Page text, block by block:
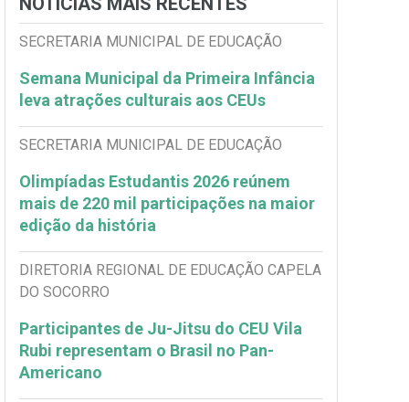
SECRETARIA MUNICIPAL DE EDUCAÇÃO
Semana Municipal da Primeira Infância
leva atrações culturais aos CEUs
SECRETARIA MUNICIPAL DE EDUCAÇÃO
Olimpíadas Estudantis 2026 reúnem
mais de 220 mil participações na maior
edição da história
DIRETORIA REGIONAL DE EDUCAÇÃO CAPELA
DO SOCORRO
Participantes de Ju-Jitsu do CEU Vila
Rubi representam o Brasil no Pan-
Americano